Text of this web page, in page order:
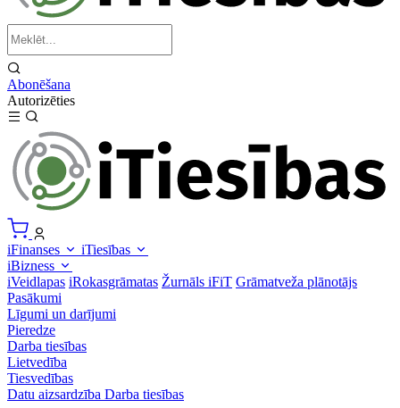
Abonēšana
Autorizēties
iFinanses
iTiesības
iBizness
iVeidlapas iRokasgrāmatas Žurnāls iFiT Grāmatveža plānotājs
Pasākumi
Līgumi un darījumi
Pieredze
Darba tiesības
Lietvedība
Tiesvedības
Datu aizsardzība Darba tiesības